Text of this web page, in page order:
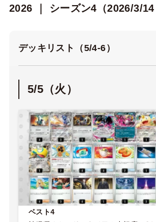
2026 ｜ シーズン4（2026/3/14
デッキリスト（5/4-6）
5/5（火）
ベスト4